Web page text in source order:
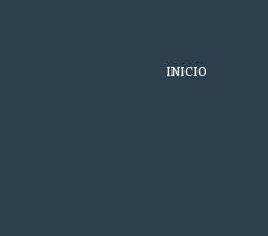
INICIO